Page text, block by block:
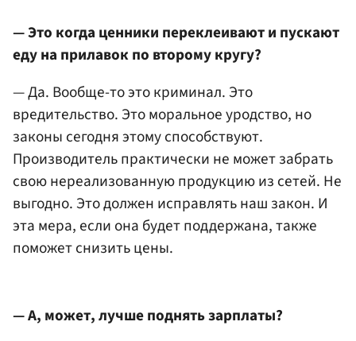
— Это когда ценники переклеивают и пускают
еду на прилавок по второму кругу?
— Да. Вообще-то это криминал. Это
вредительство. Это моральное уродство, но
законы сегодня этому способствуют.
Производитель практически не может забрать
свою нереализованную продукцию из сетей. Не
выгодно. Это должен исправлять наш закон. И
эта мера, если она будет поддержана, также
поможет снизить цены.
— А, может, лучше поднять зарплаты?